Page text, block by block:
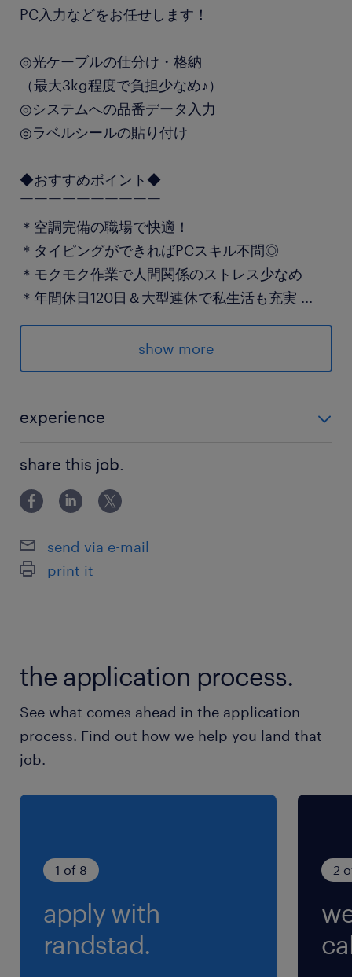
PC入力などをお任せします！
◎光ケーブルの仕分け・格納
（最大3kg程度で負担少なめ♪）
◎システムへの品番データ入力
◎ラベルシールの貼り付け
◆おすすめポイント◆
￣￣￣￣￣￣￣￣￣￣
＊空調完備の職場で快適！
＊タイピングができればPCスキル不問◎
＊モクモク作業で人間関係のストレス少なめ
＊年間休日120日＆大型連休で私生活も充実 ...
丁寧な教育体制で未経験でも安心☆
お気軽にご応募・お問い合わせください♪
派遣先の特徴
光ケーブル・光コードや精密加工部品等の大手総
合メーカー
最寄駅
週休2日
＊土日休み／祝日は出勤 ※GW・お盆・年末年
始は大型連休がございます
※(昼休憩)12:00～13:00の時間帯で60分
残業
月20H 程度あり
show more
experience
せるスキル】 ・パソコン入力（文章、数字入力程度で
きればＯＫ）
share this job.
send via e-mail
print it
the application process.
See what comes ahead in the application
process. Find out how we help you land that
job.
1 of 8
apply with
randstad.
2